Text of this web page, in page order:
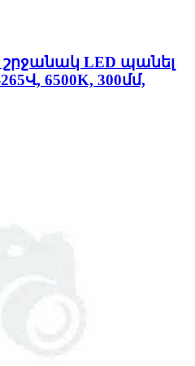
LED պանել
6500K, 300մմ,